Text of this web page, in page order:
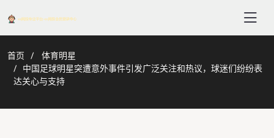
首页
体育明星
中国足球明星突遭意外事件引发广泛关注和热议，球迷们纷纷表
达关心与支持